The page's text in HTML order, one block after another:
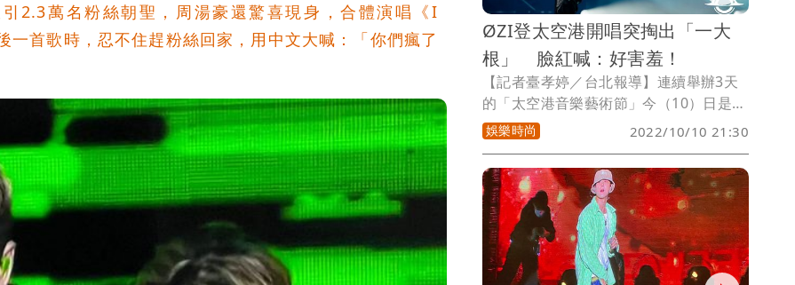
2.3萬名粉絲朝聖，周湯豪還驚喜現身，合體演唱《I
一首歌時，忍不住趕粉絲回家，用中文大喊：「你們瘋了
ØZI登太空港開唱突掏出「一大
根」 臉紅喊：好害羞！
【記者臺孝婷／台北報導】連續舉辦3天
的「太空港音樂藝術節」今（10）日是最
後1天，韓星Jay Park 朴載範 、
J.Sheon、 ØZI、Karencici都現身熱力開
唱，吸引2萬3千粉絲進場看偶像。其中
ØZI以粉紅色挑染頭髮配上皮衣皮褲，帥
氣指數破表，在表演最後更掏出「一大
根」玩具，直呼：「好害羞！」
娛樂時尚 2022/10/10 21:30